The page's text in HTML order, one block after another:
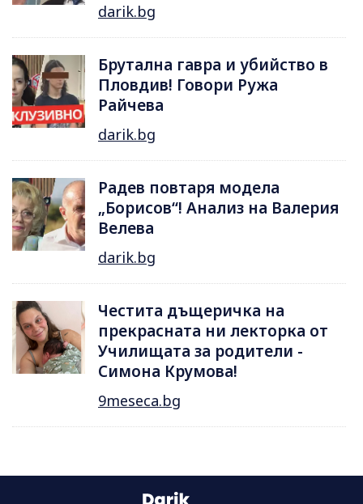
darik.bg
Брутална гавра и убийство в
Пловдив! Говори Ружа
Райчева
darik.bg
Радев повтаря модела
„Борисов“! Анализ на Валерия
Велева
darik.bg
Честита дъщеричка на
прекрасната ни лекторка от
Училищата за родители -
Симона Крумова!
9meseca.bg